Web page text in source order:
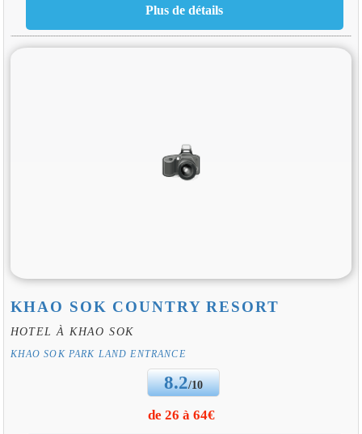
KHAO SOK COUNTRY RESORT
HOTEL À KHAO SOK
KHAO SOK PARK LAND ENTRANCE
8.2/10
de 26 à 64€